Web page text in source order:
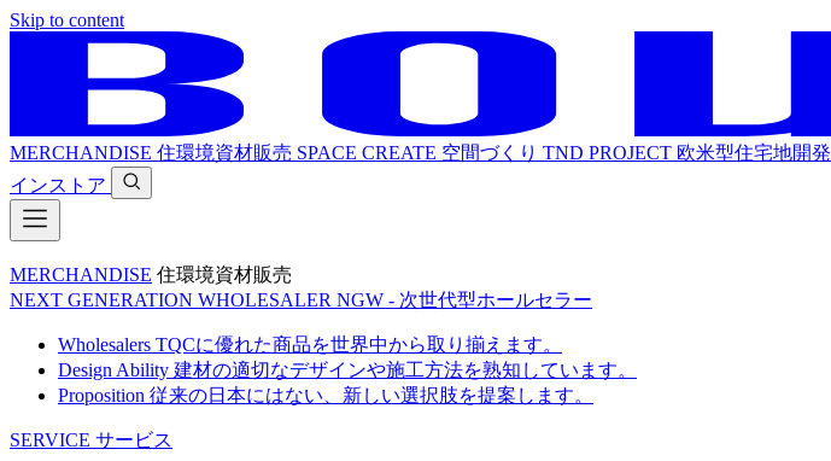
Skip to content
MERCHANDISE 住環境資材販売 SPACE CREATE 空間づくり TND PROJECT 欧米型住宅地開発
インストア
MERCHANDISE 住環境資材販売
NEXT GENERATION WHOLESALER NGW - 次世代型ホールセラー
Wholesalers TQCに優れた商品を世界中から取り揃えます。
Design Ability 建材の適切なデザインや施工方法を熟知しています。
Proposition 従来の日本にはない、新しい選択肢を提案します。
SERVICE サービス